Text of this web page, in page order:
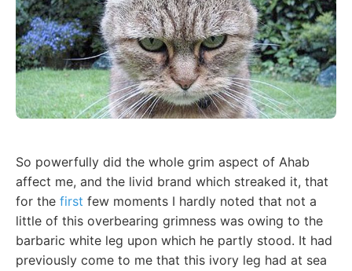
So powerfully did the whole grim aspect of Ahab
affect me, and the livid brand which streaked it, that
for the first few moments I hardly noted that not a
little of this overbearing grimness was owing to the
barbaric white leg upon which he partly stood. It had
previously come to me that this ivory leg had at sea